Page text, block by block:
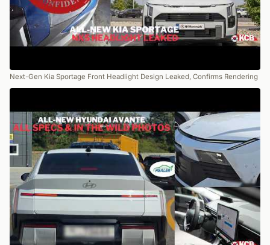
Next-Gen Kia Sportage Front Headlight Design Leaked, Confirms Rendering